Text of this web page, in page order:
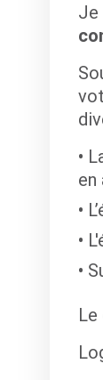
Je
en